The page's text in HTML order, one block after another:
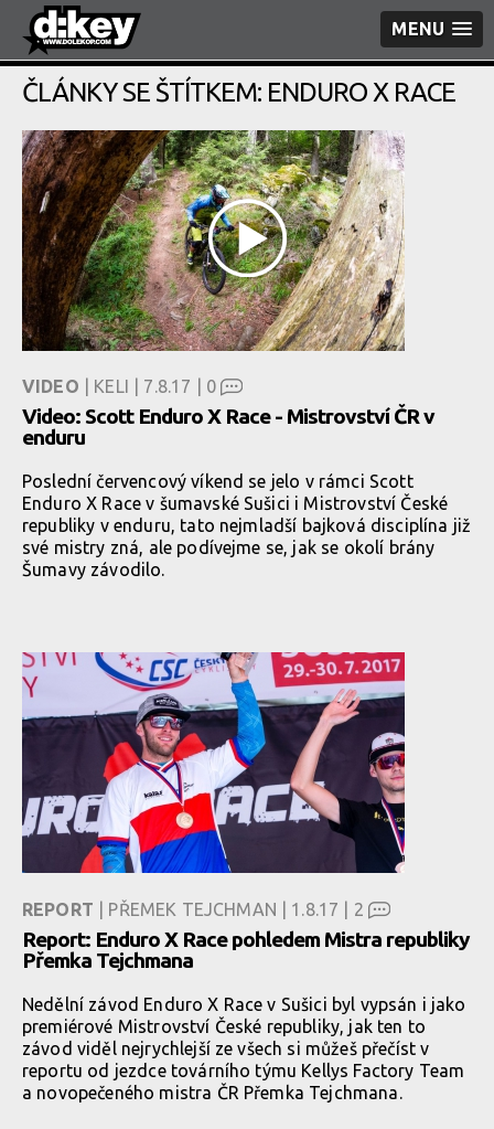
MENU
ČLÁNKY SE ŠTÍTKEM: ENDURO X RACE
VIDEO | KELI | 7.8.17 | 0
Video: Scott Enduro X Race - Mistrovství ČR v
enduru
Poslední červencový víkend se jelo v rámci Scott
Enduro X Race v šumavské Sušici i Mistrovství České
republiky v enduru, tato nejmladší bajková disciplína již
své mistry zná, ale podívejme se, jak se okolí brány
Šumavy závodilo.
REPORT | PŘEMEK TEJCHMAN | 1.8.17 | 2
Report: Enduro X Race pohledem Mistra republiky
Přemka Tejchmana
Nedělní závod Enduro X Race v Sušici byl vypsán i jako
premiérové Mistrovství České republiky, jak ten to
závod viděl nejrychlejší ze všech si můžeš přečíst v
reportu od jezdce továrního týmu Kellys Factory Team
a novopečeného mistra ČR Přemka Tejchmana.